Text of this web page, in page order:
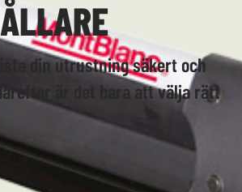
din utrustning säkert och
är det bara att välja rätt